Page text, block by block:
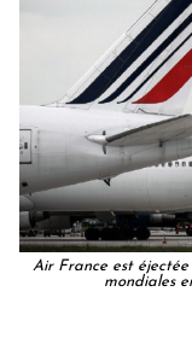
Air France est
mondiales